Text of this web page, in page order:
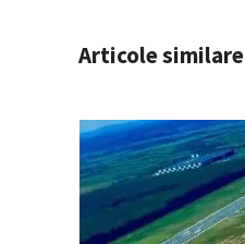
Articole similare